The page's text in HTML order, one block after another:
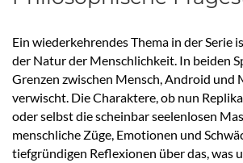
Ein wiederkehrendes Thema in der Serie
der Natur der Menschlichkeit. In beiden
Grenzen zwischen Mensch, Android und
verwischt. Die Charaktere, ob nun
oder selbst die scheinbar seelenlosen
menschliche Züge, Emotionen und
tiefgründigen Reflexionen über das, was